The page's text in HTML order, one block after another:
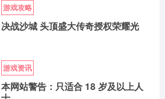
游戏攻略
决战沙城 头顶盛大传奇授权荣耀光
游戏资讯
本网站警告：只适合 18 岁及以上人